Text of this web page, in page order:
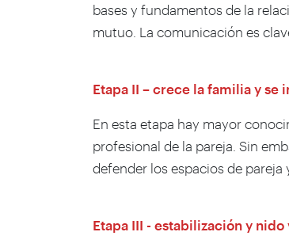
bases y fundamentos de la
mutuo. La comunicación es
Etapa II – crece la familia y se
En esta etapa hay mayor
profesional de la pareja. Sin
defender los espacios de pareja
Etapa III - estabilización y nido